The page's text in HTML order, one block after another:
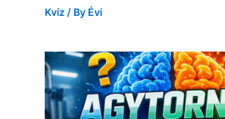
Kvíz / By Évi